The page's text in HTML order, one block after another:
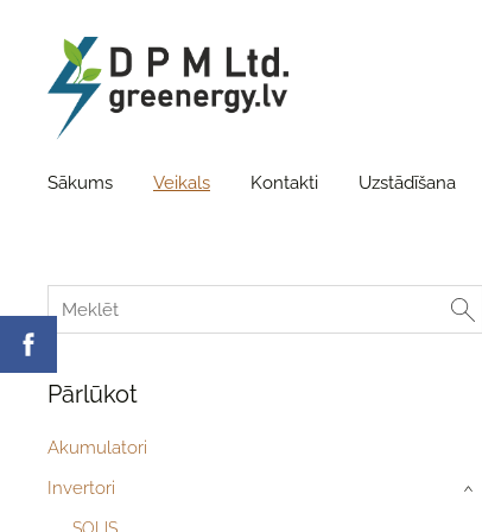
Sākums Veikals Kontakti Uzstādīšana
Pārlūkot
Akumulatori
Invertori
SOLIS
›